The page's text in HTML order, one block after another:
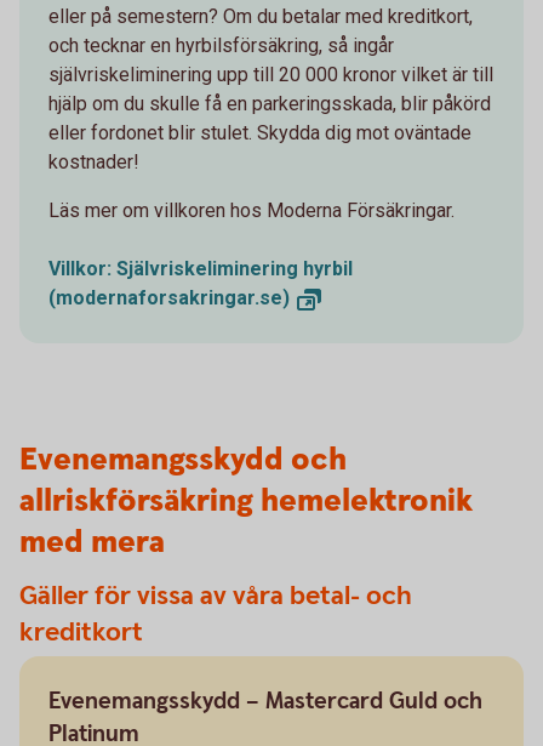
eller på semestern? Om du betalar med kreditkort,
och tecknar en hyrbilsförsäkring, så ingår
självriskeliminering upp till 20 000 kronor vilket är till
hjälp om du skulle få en parkeringsskada, blir påkörd
eller fordonet blir stulet. Skydda dig mot oväntade
kostnader!
Läs mer om villkoren hos Moderna Försäkringar.
Villkor: Självriskeliminering hyrbil
(modernaforsakringar.se)
Evenemangsskydd och
allriskförsäkring hemelektronik
med mera
Gäller för vissa av våra betal- och
kreditkort
Evenemangsskydd – Mastercard Guld och
Platinum